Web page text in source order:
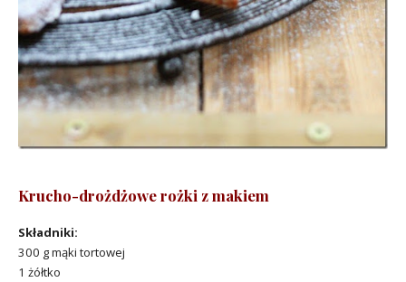
Krucho-drożdżowe rożki z makiem
Składniki:
300 g mąki tortowej
1 żółtko